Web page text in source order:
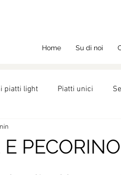
Home Su di noi
piatti light Piatti unici
PECORINO